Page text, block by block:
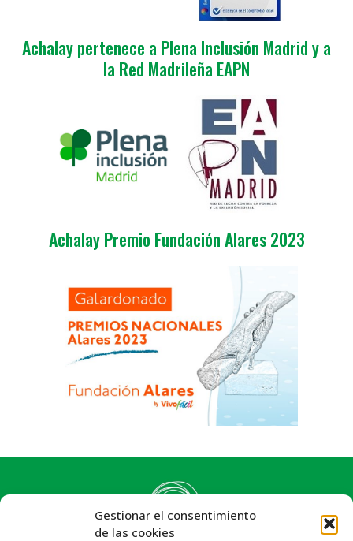
Gestionar el consentimiento
de las cookies
Achalay pertenece a Plena Inclusión Madrid y a
la Red Madrileña EAPN
Achalay Premio Fundación Alares 2023